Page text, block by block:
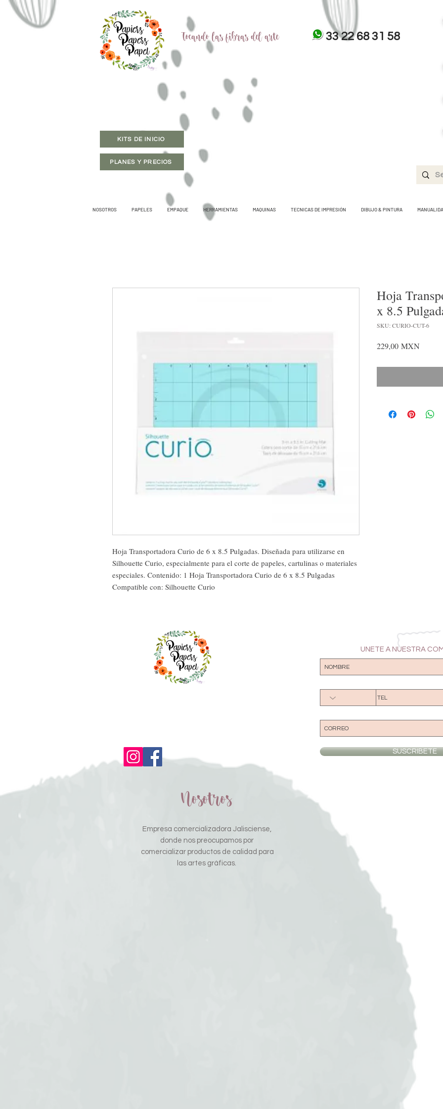
Tocando las fibras del arte 33 22 68 31 58
KITS DE INICIO
PLANES Y PRECIOS
NOSOTROS PAPELES EMPAQUE HERRAMIENTAS MAQUINAS TECNICAS DE IMPRESIÓN DIBUJO & PINTURA
Hoja Transportadora Curio de 6 x 8.5 Pulgadas. Diseñada para utilizarse en
Silhouette Curio, especialmente para el corte de papeles, cartulinas o materiales
especiales. Contenido: 1 Hoja Transportadora Curio de 6 x 8.5 Pulgadas
Compatible con: Silhouette Curio
Hoja
x 8.5
SKU: CURIO-CUT-6
229,00 MXN
UNETE A NUESTRA
SUSCRIBETE
Nosotros
Empresa comercializadora Jalisciense,
donde nos preocupamos por
comercializar productos de calidad para
las artes gráficas.